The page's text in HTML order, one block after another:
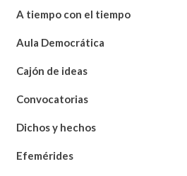
A tiempo con el tiempo
Aula Democrática
Cajón de ideas
Convocatorias
Dichos y hechos
Efemérides